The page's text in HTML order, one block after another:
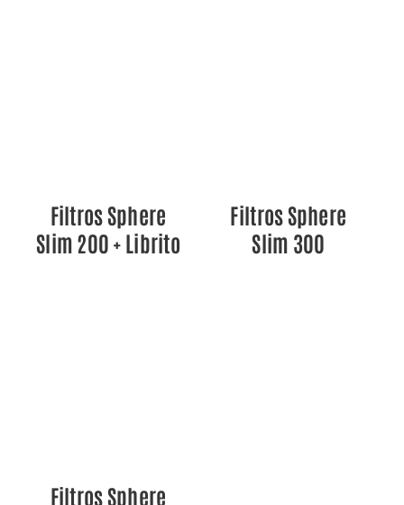
Filtros Sphere
Slim 200 + Librito
Filtros Sphere
Slim 300
Filtros Sphere